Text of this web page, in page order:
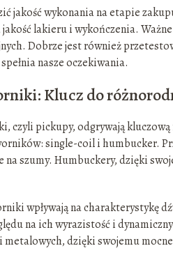
jakość wykonania na etapie
lakieru i wykończenia.
Dobrze jest również
nasze oczekiwania.
Klucz do
czyli pickupy, odgrywają
single-coil i humbucker.
na szumy. Humbuckery, dzięki
wpływają na charakterystykę
na ich wyrazistość i
metalowych, dzięki swojemu